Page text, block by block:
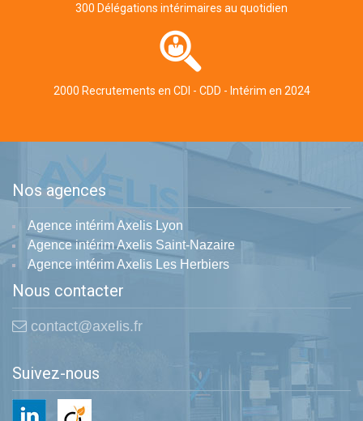
300 Délégations intérimaires au quotidien
2000 Recrutements en CDI - CDD - Intérim en 2024
Nos agences
Agence intérim Axelis Lyon
Agence intérim Axelis Saint-Nazaire
Agence intérim Axelis Les Herbiers
Nous contacter
contact@axelis.fr
Suivez-nous